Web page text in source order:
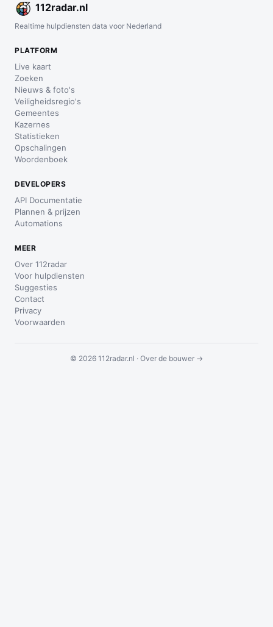
112radar.nl
Realtime hulpdiensten data voor Nederland
PLATFORM
Live kaart
Zoeken
Nieuws & foto's
Veiligheidsregio's
Gemeentes
Kazernes
Statistieken
Opschalingen
Woordenboek
DEVELOPERS
API Documentatie
Plannen & prijzen
Automations
MEER
Over 112radar
Voor hulpdiensten
Suggesties
Contact
Privacy
Voorwaarden
© 2026 112radar.nl · Over de bouwer →